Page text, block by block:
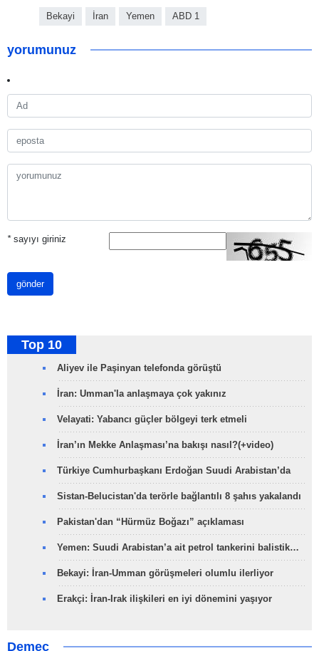
Bekayi İran Yemen ABD 1
yorumunuz
*sayıyı giriniz
gönder
Top 10
Aliyev ile Paşinyan telefonda görüştü
İran: Umman'la anlaşmaya çok yakınız
Velayati: Yabancı güçler bölgeyi terk etmeli
İran’ın Mekke Anlaşması’na bakışı nasıl?(+video)
Türkiye Cumhurbaşkanı Erdoğan Suudi Arabistan’da
Sistan-Belucistan'da terörle bağlantılı 8 şahıs yakalandı
Pakistan'dan “Hürmüz Boğazı” açıklaması
Yemen: Suudi Arabistan’a ait petrol tankerini balistik…
Bekayi: İran-Umman görüşmeleri olumlu ilerliyor
Erakçi: İran-Irak ilişkileri en iyi dönemini yaşıyor
Demeç